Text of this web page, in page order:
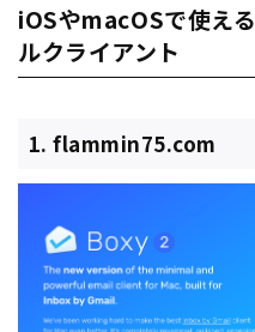
iOSやmacOSで使え
ルクライアント
1. flammin75.com